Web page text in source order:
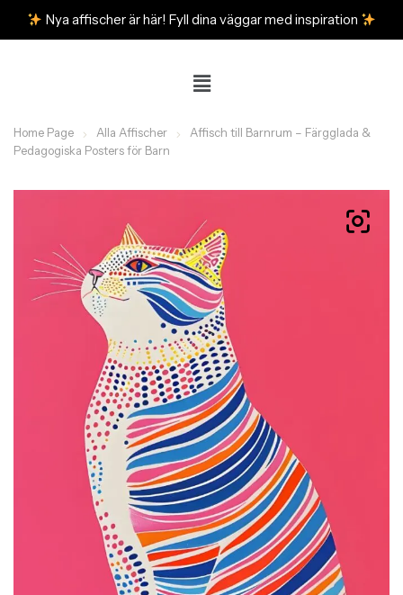
Nya affischer är här! Fyll dina väggar med inspiration
Home Page Alla Affischer
Affisch till Barnrum – Färgglada &
Pedagogiska Posters för Barn